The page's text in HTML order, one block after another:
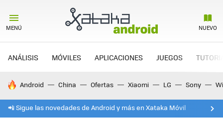
MENÚ NUEVO
ANÁLISIS MÓVILES APLICACIONES JUEGOS
HOY SE HABLA DE
Android China Ofertas Xiaomi LG Sony
📲 Sigue las novedades de Android y más en Xataka Móvil